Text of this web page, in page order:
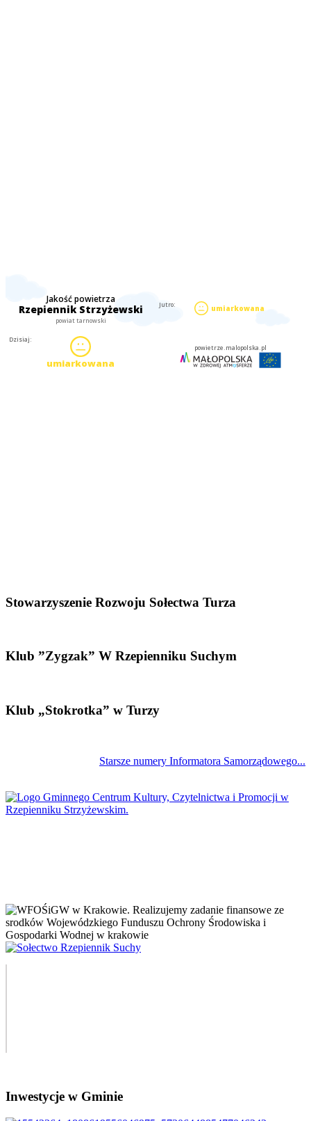
Stowarzyszenie Rozwoju Sołectwa Turza
Klub ”Zygzak” W Rzepienniku Suchym
Klub „Stokrotka” w Turzy
Starsze numery Informatora Samorządowego...
Inwestycje w Gminie